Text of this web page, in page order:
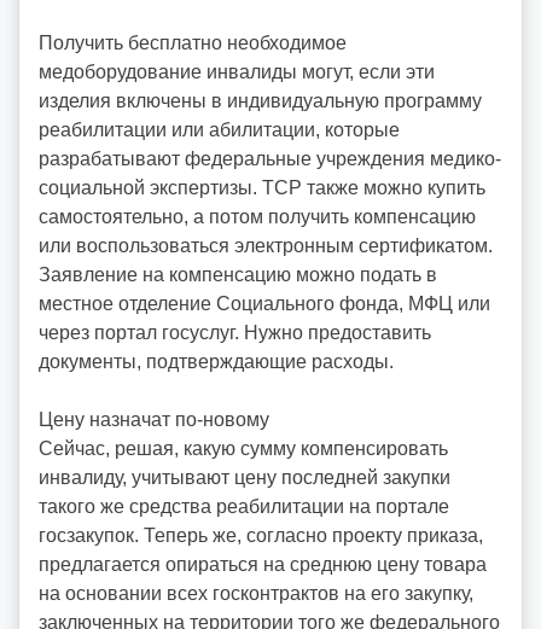
Получить бесплатно необходимое
медоборудование инвалиды могут, если эти
изделия включены в индивидуальную программу
реабилитации или абилитации, которые
разрабатывают федеральные учреждения медико-
социальной экспертизы. ТСР также можно купить
самостоятельно, а потом получить компенсацию
или воспользоваться электронным сертификатом.
Заявление на компенсацию можно подать в
местное отделение Социального фонда, МФЦ или
через портал госуслуг. Нужно предоставить
документы, подтверждающие расходы.
Цену назначат по-новому
Сейчас, решая, какую сумму компенсировать
инвалиду, учитывают цену последней закупки
такого же средства реабилитации на портале
госзакупок. Теперь же, согласно проекту приказа,
предлагается опираться на среднюю цену товара
на основании всех госконтрактов на его закупку,
заключенных на территории того же федерального